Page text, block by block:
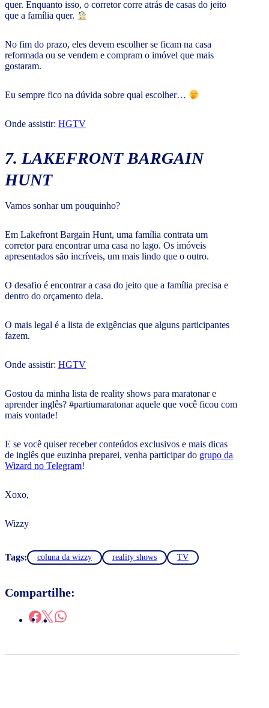
quer. Enquanto isso, o corretor corre atrás de casas do jeito
que a família quer.
No fim do prazo, eles devem escolher se ficam na casa
reformada ou se vendem e compram o imóvel que mais
gostaram.
Eu sempre fico na dúvida sobre qual escolher…
Onde assistir: HGTV
7. LAKEFRONT BARGAIN
HUNT
Vamos sonhar um pouquinho?
Em Lakefront Bargain Hunt, uma família contrata um
corretor para encontrar uma casa no lago. Os imóveis
apresentados são incríveis, um mais lindo que o outro.
O desafio é encontrar a casa do jeito que a família precisa e
dentro do orçamento dela.
O mais legal é a lista de exigências que alguns participantes
fazem.
Onde assistir: HGTV
Gostou da minha lista de reality shows para maratonar e
aprender inglês? #partiumaratonar aquele que você ficou com
mais vontade!
E se você quiser receber conteúdos exclusivos e mais dicas
de inglês que euzinha preparei, venha participar do grupo da
Wizard no Telegram!
Xoxo,
Wizzy
Tags: coluna da wizzy reality shows TV
Compartilhe: